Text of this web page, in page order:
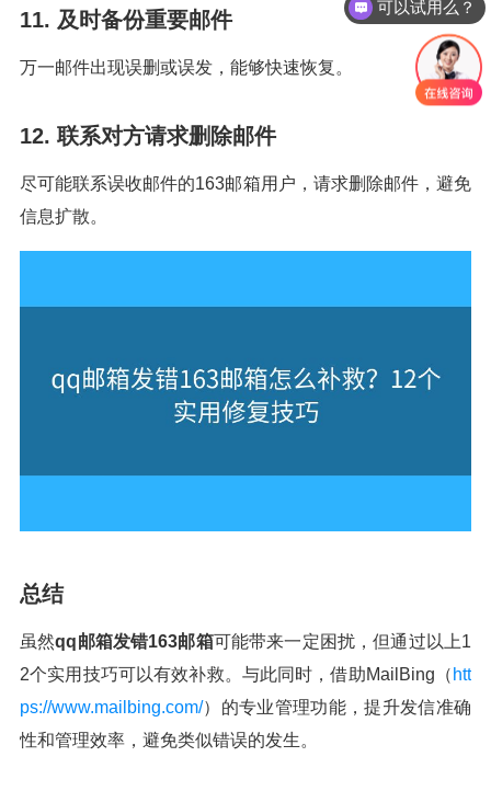
11. 及时备份重要邮件
万一邮件出现误删或误发，能够快速恢复。
12. 联系对方请求删除邮件
尽可能联系误收邮件的163邮箱用户，请求删除邮件，避免
信息扩散。
总结
虽然qq邮箱发错163邮箱可能带来一定困扰，但通过以上1
2个实用技巧可以有效补救。与此同时，借助MailBing（ htt
ps://www.mailbing.com/）的专业管理功能，提升发信准确
性和管理效率，避免类似错误的发生。
怎么收费的呢？